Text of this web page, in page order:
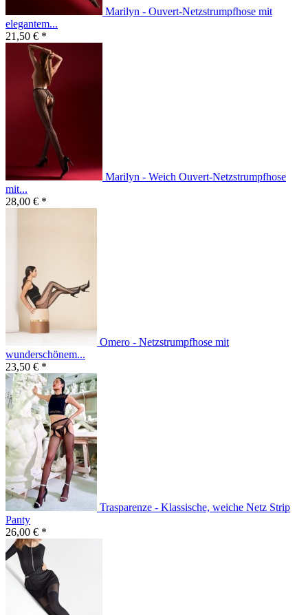
Marilyn - Ouvert-Netzstrumpfhose mit
elegantem...
21,50 € *
Marilyn - Weich Ouvert-Netzstrumpfhose
mit...
28,00 € *
Omero - Netzstrumpfhose mit
wunderschönem...
23,50 € *
Trasparenze - Klassische, weiche Netz Strip
Panty
26,00 € *